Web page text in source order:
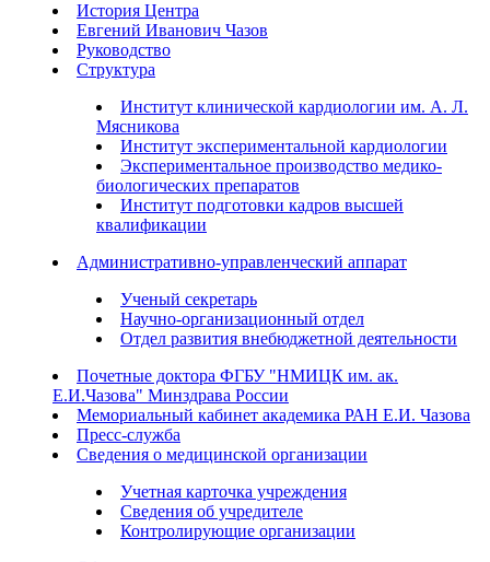
История Центра
Евгений Иванович Чазов
Руководство
Структура
Институт клинической кардиологии им. А. Л.
Мясникова
Институт экспериментальной кардиологии
Экспериментальное производство медико-
биологических препаратов
Институт подготовки кадров высшей
квалификации
Административно-управленческий аппарат
Ученый секретарь
Научно-организационный отдел
Отдел развития внебюджетной деятельности
Почетные доктора ФГБУ "НМИЦК им. ак.
Е.И.Чазова" Минздрава России
Мемориальный кабинет академика РАН Е.И. Чазова
Пресс-служба
Сведения о медицинской организации
Учетная карточка учреждения
Сведения об учредителе
Контролирующие организации